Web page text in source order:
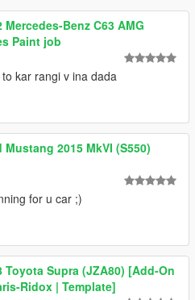
Mercedes-Benz C63 AMG
Paint job
kar rangi v ina dada
Mustang 2015 MkVI (S550)
for u car ;)
Toyota Supra (JZA80) [Add-On
Ridox | Template]